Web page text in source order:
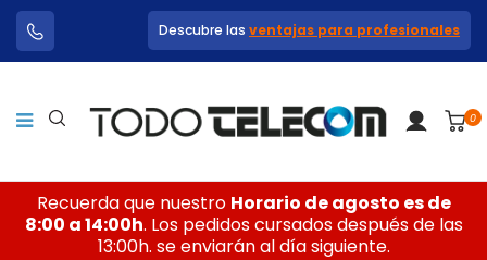
Descubre las ventajas para profesionales
0
Recuerda que nuestro Horario de agosto es de
8:00 a 14:00h. Los pedidos cursados después de las
13:00h. se enviarán al día siguiente.